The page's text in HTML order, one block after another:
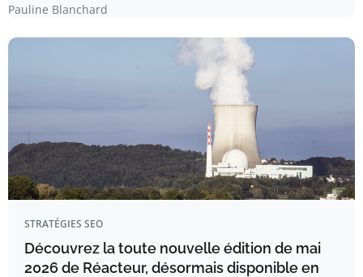
Pauline Blanchard
STRATÉGIES SEO
Découvrez la toute nouvelle édition de mai
2026 de Réacteur, désormais disponible en